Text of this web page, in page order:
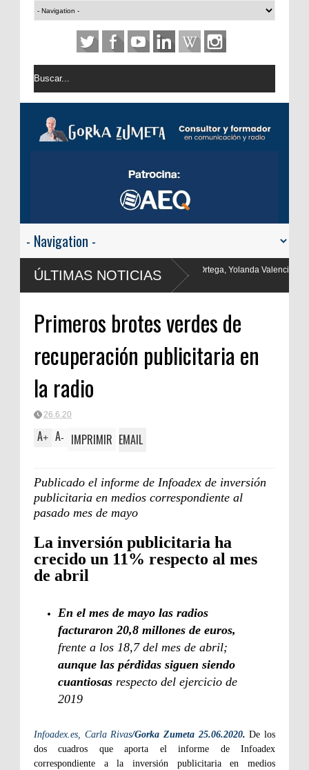
ÚLTIMAS NOTICIAS
Yolanda Valencia y Frank Blanco regresan a
Primeros brotes verdes de
recuperación publicitaria en
la radio
26.6.20
A+ A- IMPRIMIR EMAIL
Publicado el informe de Infoadex de inversión
publicitaria en medios correspondiente al
pasado mes de mayo
La inversión publicitaria ha
crecido un 11% respecto al mes
de abril
En el mes de mayo las radios
facturaron 20,8 millones de euros,
frente a los 18,7 del mes de abril;
aunque las pérdidas siguen siendo
cuantiosas respecto del ejercicio de
2019
Infoadex.es, Carla Rivas/Gorka Zumeta 25.06.2020.De los
dos cuadros que aporta el informe de Infoadex
correspondiente a la inversión publicitaria en medios